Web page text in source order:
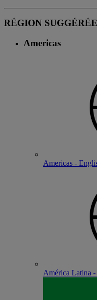
RÉGION SUGGÉRÉE
Americas
Americas -
América Latina -